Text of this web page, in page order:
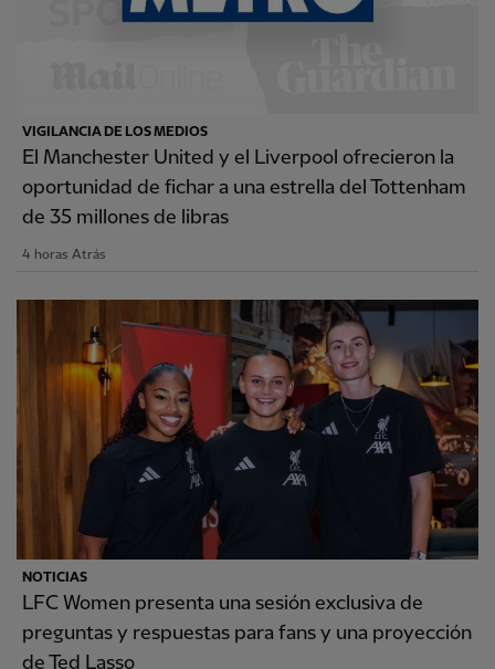
VIGILANCIA DE LOS MEDIOS
El Manchester United y el Liverpool ofrecieron la
oportunidad de fichar a una estrella del Tottenham
de 35 millones de libras
4 horas Atrás
NOTICIAS
LFC Women presenta una sesión exclusiva de
preguntas y respuestas para fans y una proyección
de Ted Lasso